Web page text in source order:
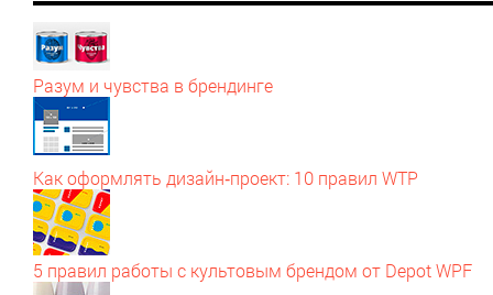
Разум и чувства в брендинге
Как оформлять дизайн‑проект: 10 правил WTP
5 правил работы с культовым брендом от Depot WPF